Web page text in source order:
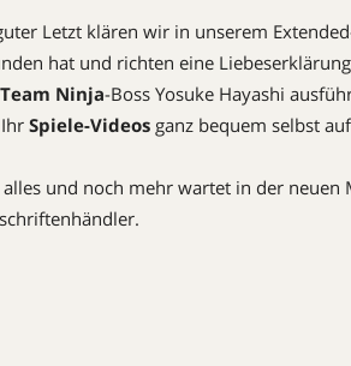
Letzt klären wir in unserem
hat und richten eine
Team Ninja-Boss Yosuke Hayashi
Spiele-Videos ganz bequem selbst
alles und noch mehr wartet in der